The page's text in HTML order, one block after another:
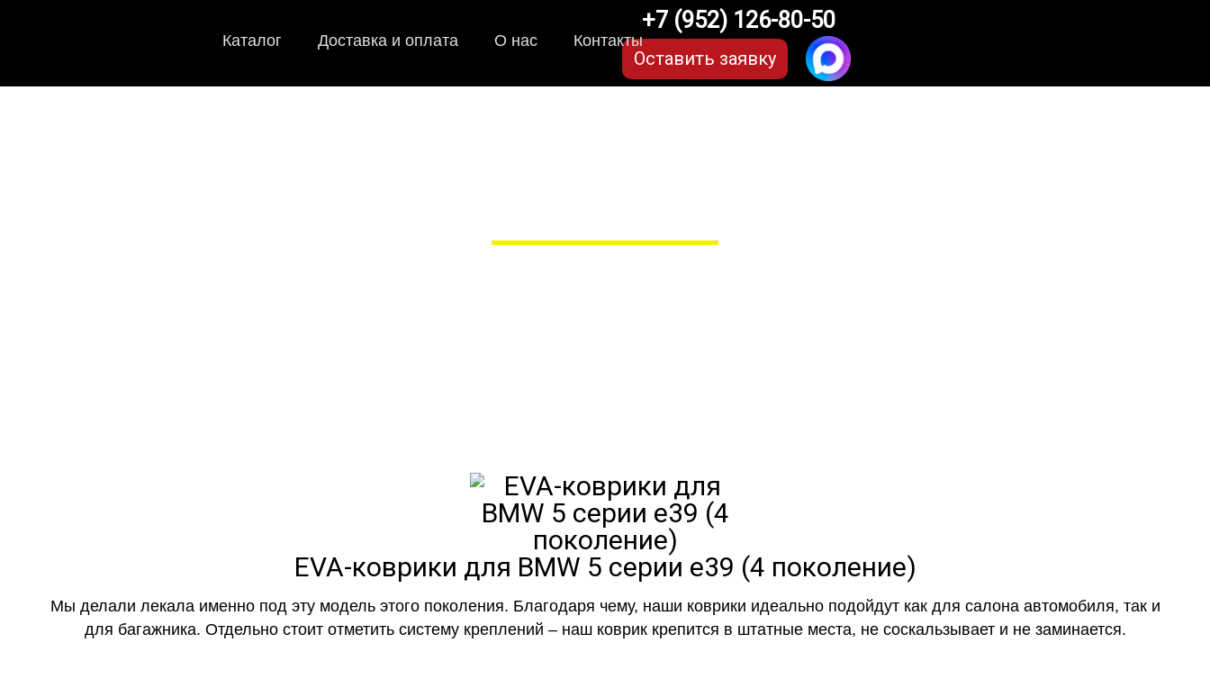
Каталог Доставка и оплата О нас Контакты
+7 (952) 126-80-50
Оставить заявку
EVA-коврики для BMW 5 серии e39 (4 поколение)
Мы делали лекала именно под эту модель этого поколения. Благодаря чему, наши коврики идеально подойдут как для салона автомобиля, так и
для багажника. Отдельно стоит отметить систему креплений – наш коврик крепится в штатные места, не соскальзывает и не заминается.